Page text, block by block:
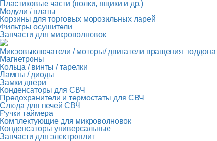
Пластиковые части (полки, ящики и др.)
Модули / платы
Корзины для торговых морозильных ларей
Фильтры осушители
Запчасти для микроволновок
Микровыключатели / моторы/ двигатели вращения поддона
Магнетроны
Кольца / винты / тарелки
Лампы / диоды
Замки двери
Конденсаторы для СВЧ
Предохранители и термостаты для СВЧ
Слюда для печей СВЧ
Ручки таймера
Комплектующие для микроволновок
Конденсаторы универсальные
Запчасти для электроплит